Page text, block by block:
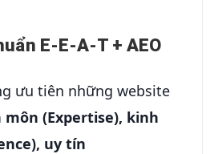
E-E-A-T + AEO
ưu tiên những website
môn (Expertise), kinh
uy tín